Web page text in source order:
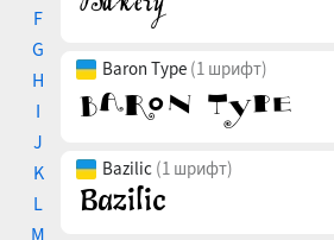
F
G
H
I
J
K
L
M
Baron Type (1 шрифт)
Bazilic (1 шрифт)